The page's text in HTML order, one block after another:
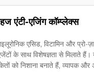
एंटी-एजिंग कॉम्प्लेक्स
एसिड, विटामिन और
के साथ विशेषज्ञता से मिलाते
को निशाना बनाते हैं, व्यापक और